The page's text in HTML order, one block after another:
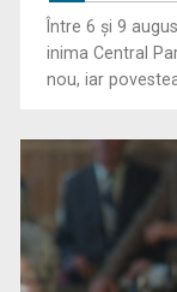
în concursul ...
Între 6 și 9
inima Central
nou, iar